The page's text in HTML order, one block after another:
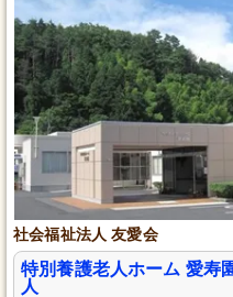
社会福祉法人 友愛会
特別養護老人ホーム 愛寿
人